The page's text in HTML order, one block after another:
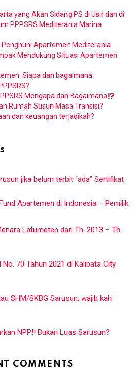
yang Akan Sidang PS di Usir dan di
PPPSRS Mediterania Marina
Penghuni Apartemen Mediterania
Mendukung Situasi Apartemen
Siapa dan bagaimana
Mengapa dan Bagaimana
Rumah Susun Masa Transisi?
dan keuangan terjadikah?
jika belum terbit “ada” Sertifikat
Apartemen di Indonesia – Pemilik
Latumeten dari Th. 2013 – Th.
70 Tahun 2021 di Kalibata City
SHM/SKBG Sarusun, wajib kah
NPP!! Bukan Luas Sarusun?
COMMENTS